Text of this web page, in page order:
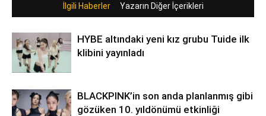
İlgili Haberler Yazarın Diğer İçerikleri
HYBE altındaki yeni kız grubu Tuide ilk
klibini yayınladı
BLACKPINK’in son anda planlanmış gibi
gözüken 10. yıldönümü etkinliği